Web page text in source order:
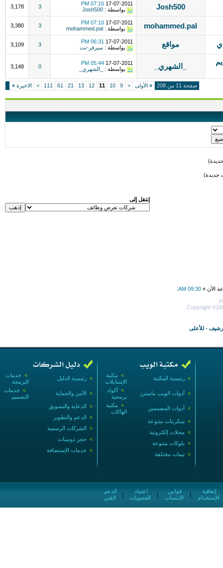
Josh500
17-07-2011
07:16 PM
بواسطة : Josh500
3
3,178
mohammed.pal
17-07-2011
07:10 PM
بواسطة : mohammed.pal
3
3,380
مواقع 17-07-2011
06:31 PM
بواسطة : سيرفر-نت 3
3,109
_الشهري_ 17-07-2011
05:44 PM
بواسطة :
_الشهري_ 0
3,148
صفحة 11 من 208 « الأولى <
9
10
11
12
13
21
61
111
> الاخيرة »
جديدة)
إنتقل إلى
الآن » 09:30 AM
Copyright
- للأعلى
» خدمات
البرمجة
» رئيسية الدليل
» خدمات
التصميم
» الأمن والحماية
» الدعاية والتسويق
» الدعم والتطوير
» الشركات الرسمية
» حجز دومينات
» خدمات الإستضافة
» مكتبة
الإستايلات
» رئيسية المكتبة
» أكواد
برمجية
» أدوات الويب ماسترز
» مكتبة
الهاكات
» أدوات المصممين
» سكربتات متنوعة
» مجلات إلكترونية
» بلوكات متنوعة
» ثيمات مختلفة
الفني
|
العضويات
|
الإنتساب
|
الإستخدام